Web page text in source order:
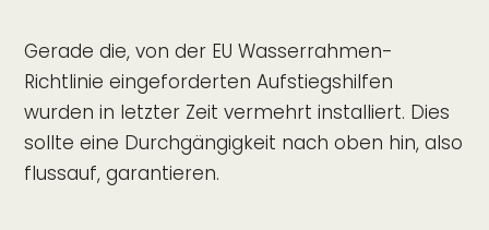
Gerade die, von der EU Wasserrahmen-
Richtlinie eingeforderten Aufstiegshilfen
wurden in letzter Zeit vermehrt installiert. Dies
sollte eine Durchgängigkeit nach oben hin, also
flussauf, garantieren.